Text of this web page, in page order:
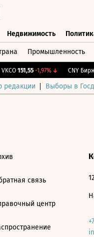
Недвижимость
Промышленность
VKCO 151,55 -1,97%↓ CNY Бирж.
редакции Выборы в
связь
центр